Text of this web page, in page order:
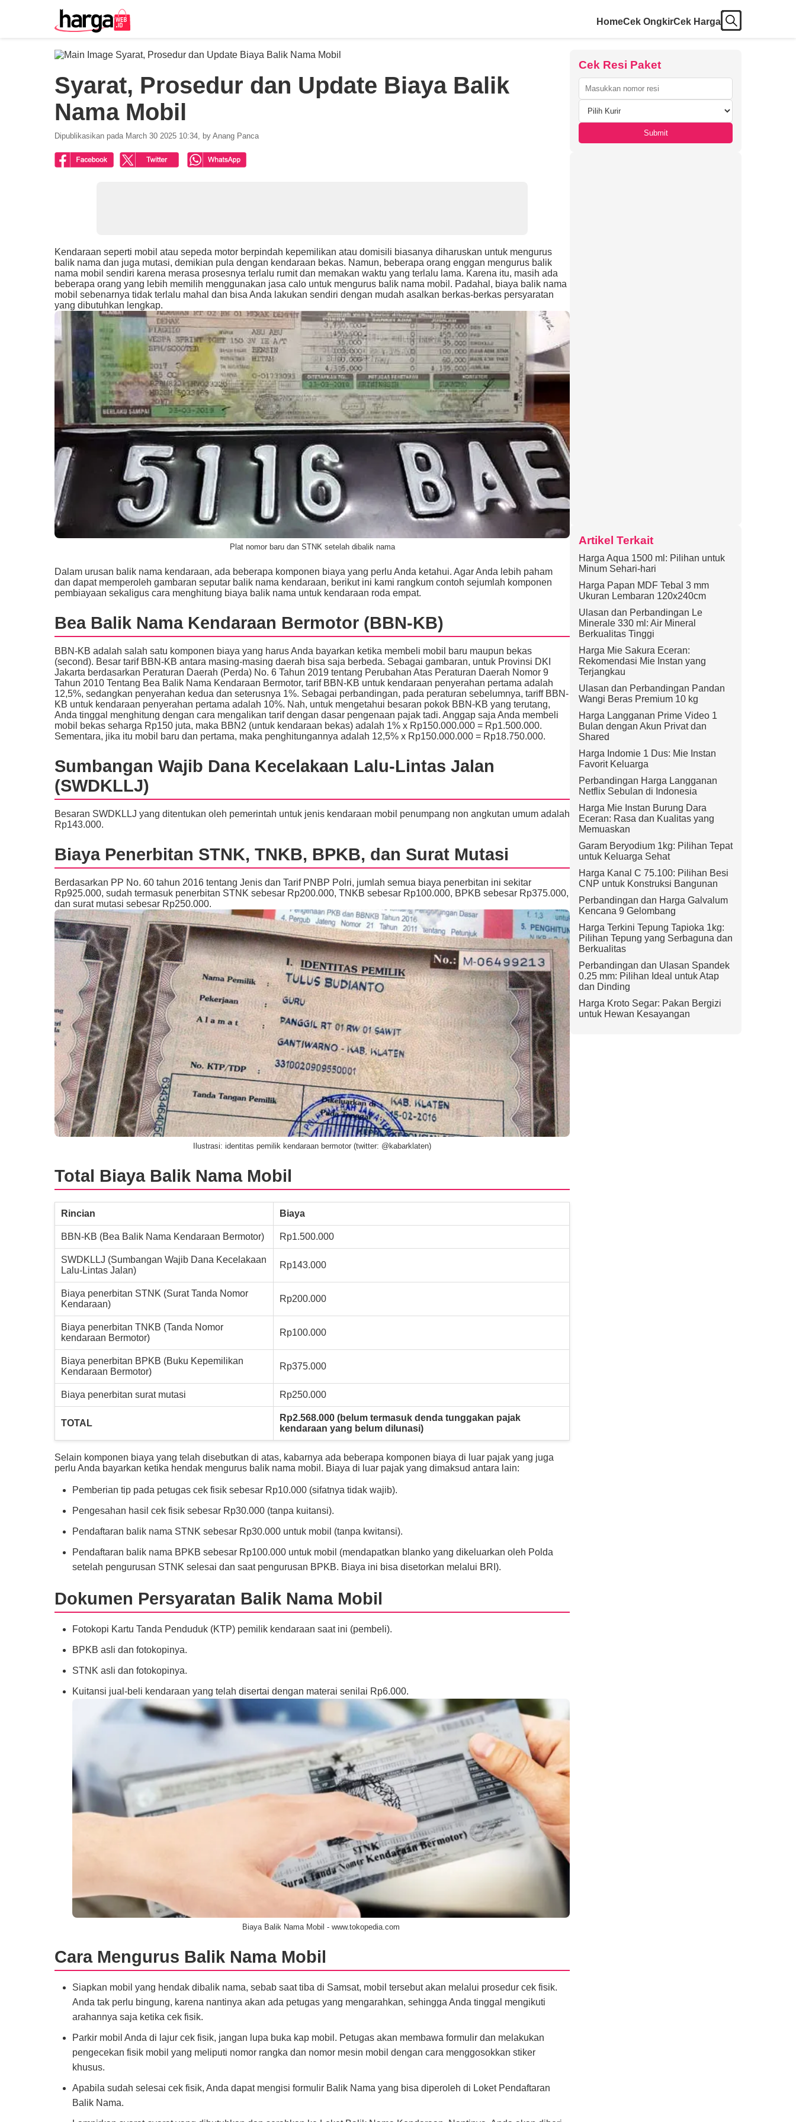
HomeCek OngkirCek Harga
Syarat, Prosedur dan Update Biaya Balik
Nama Mobil
Dipublikasikan pada March 30 2025 10:34, by Anang Panca
Kendaraan seperti mobil atau sepeda motor berpindah kepemilikan atau domisili biasanya diharuskan untuk mengurus
balik nama dan juga mutasi, demikian pula dengan kendaraan bekas. Namun, beberapa orang enggan mengurus balik
nama mobil sendiri karena merasa prosesnya terlalu rumit dan memakan waktu yang terlalu lama. Karena itu, masih ada
beberapa orang yang lebih memilih menggunakan jasa calo untuk mengurus balik nama mobil. Padahal, biaya balik nama
mobil sebenarnya tidak terlalu mahal dan bisa Anda lakukan sendiri dengan mudah asalkan berkas-berkas persyaratan
yang dibutuhkan lengkap.
Plat nomor baru dan STNK setelah dibalik nama
Dalam urusan balik nama kendaraan, ada beberapa komponen biaya yang perlu Anda ketahui. Agar Anda lebih paham
dan dapat memperoleh gambaran seputar balik nama kendaraan, berikut ini kami rangkum contoh sejumlah komponen
pembiayaan sekaligus cara menghitung biaya balik nama untuk kendaraan roda empat.
Bea Balik Nama Kendaraan Bermotor (BBN-KB)
BBN-KB adalah salah satu komponen biaya yang harus Anda bayarkan ketika membeli mobil baru maupun bekas
(second). Besar tarif BBN-KB antara masing-masing daerah bisa saja berbeda. Sebagai gambaran, untuk Provinsi DKI
Jakarta berdasarkan Peraturan Daerah (Perda) No. 6 Tahun 2019 tentang Perubahan Atas Peraturan Daerah Nomor 9
Tahun 2010 Tentang Bea Balik Nama Kendaraan Bermotor, tarif BBN-KB untuk kendaraan penyerahan pertama adalah
12,5%, sedangkan penyerahan kedua dan seterusnya 1%. Sebagai perbandingan, pada peraturan sebelumnya, tariff BBN-
KB untuk kendaraan penyerahan pertama adalah 10%. Nah, untuk mengetahui besaran pokok BBN-KB yang terutang,
Anda tinggal menghitung dengan cara mengalikan tarif dengan dasar pengenaan pajak tadi. Anggap saja Anda membeli
mobil bekas seharga Rp150 juta, maka BBN2 (untuk kendaraan bekas) adalah 1% x Rp150.000.000 = Rp1.500.000.
Sementara, jika itu mobil baru dan pertama, maka penghitungannya adalah 12,5% x Rp150.000.000 = Rp18.750.000.
Sumbangan Wajib Dana Kecelakaan Lalu-Lintas Jalan
(SWDKLLJ)
Besaran SWDKLLJ yang ditentukan oleh pemerintah untuk jenis kendaraan mobil penumpang non angkutan umum adalah
Rp143.000.
Biaya Penerbitan STNK, TNKB, BPKB, dan Surat Mutasi
Berdasarkan PP No. 60 tahun 2016 tentang Jenis dan Tarif PNBP Polri, jumlah semua biaya penerbitan ini sekitar
Rp925.000, sudah termasuk penerbitan STNK sebesar Rp200.000, TNKB sebesar Rp100.000, BPKB sebesar Rp375.000,
dan surat mutasi sebesar Rp250.000.
Ilustrasi: identitas pemilik kendaraan bermotor (twitter: @kabarklaten)
Total Biaya Balik Nama Mobil
Rincian Biaya
BBN-KB (Bea Balik Nama Kendaraan Bermotor) Rp1.500.000
SWDKLLJ (Sumbangan Wajib Dana Kecelakaan
Lalu-Lintas Jalan)
Rp143.000
Biaya penerbitan STNK (Surat Tanda Nomor
Kendaraan)
Rp200.000
Biaya penerbitan TNKB (Tanda Nomor
kendaraan Bermotor)
Rp100.000
Biaya penerbitan BPKB (Buku Kepemilikan
Kendaraan Bermotor)
Rp375.000
Biaya penerbitan surat mutasi Rp250.000
TOTAL
Rp2.568.000 (belum termasuk denda tunggakan pajak
kendaraan yang belum dilunasi)
Selain komponen biaya yang telah disebutkan di atas, kabarnya ada beberapa komponen biaya di luar pajak yang juga
perlu Anda bayarkan ketika hendak mengurus balik nama mobil. Biaya di luar pajak yang dimaksud antara lain:
Pemberian tip pada petugas cek fisik sebesar Rp10.000 (sifatnya tidak wajib).
Pengesahan hasil cek fisik sebesar Rp30.000 (tanpa kuitansi).
Pendaftaran balik nama STNK sebesar Rp30.000 untuk mobil (tanpa kwitansi).
Pendaftaran balik nama BPKB sebesar Rp100.000 untuk mobil (mendapatkan blanko yang dikeluarkan oleh Polda
setelah pengurusan STNK selesai dan saat pengurusan BPKB. Biaya ini bisa disetorkan melalui BRI).
Dokumen Persyaratan Balik Nama Mobil
Fotokopi Kartu Tanda Penduduk (KTP) pemilik kendaraan saat ini (pembeli).
BPKB asli dan fotokopinya.
STNK asli dan fotokopinya.
Kuitansi jual-beli kendaraan yang telah disertai dengan materai senilai Rp6.000.
Biaya Balik Nama Mobil - www.tokopedia.com
Cara Mengurus Balik Nama Mobil
Siapkan mobil yang hendak dibalik nama, sebab saat tiba di Samsat, mobil tersebut akan melalui prosedur cek fisik.
Anda tak perlu bingung, karena nantinya akan ada petugas yang mengarahkan, sehingga Anda tinggal mengikuti
arahannya saja ketika cek fisik.
Parkir mobil Anda di lajur cek fisik, jangan lupa buka kap mobil. Petugas akan membawa formulir dan melakukan
pengecekan fisik mobil yang meliputi nomor rangka dan nomor mesin mobil dengan cara menggosokkan stiker
khusus.
Apabila sudah selesai cek fisik, Anda dapat mengisi formulir Balik Nama yang bisa diperoleh di Loket Pendaftaran
Balik Nama.
Cek Resi Paket
Submit
Artikel Terkait
Harga Aqua 1500 ml: Pilihan untuk
Minum Sehari-hari
Harga Papan MDF Tebal 3 mm
Ukuran Lembaran 120x240cm
Ulasan dan Perbandingan Le
Minerale 330 ml: Air Mineral
Berkualitas Tinggi
Harga Mie Sakura Eceran:
Rekomendasi Mie Instan yang
Terjangkau
Ulasan dan Perbandingan Pandan
Wangi Beras Premium 10 kg
Harga Langganan Prime Video 1
Bulan dengan Akun Privat dan
Shared
Harga Indomie 1 Dus: Mie Instan
Favorit Keluarga
Perbandingan Harga Langganan
Netflix Sebulan di Indonesia
Harga Mie Instan Burung Dara
Eceran: Rasa dan Kualitas yang
Memuaskan
Garam Beryodium 1kg: Pilihan Tepat
untuk Keluarga Sehat
Harga Kanal C 75.100: Pilihan Besi
CNP untuk Konstruksi Bangunan
Perbandingan dan Harga Galvalum
Kencana 9 Gelombang
Harga Terkini Tepung Tapioka 1kg:
Pilihan Tepung yang Serbaguna dan
Berkualitas
Perbandingan dan Ulasan Spandek
0.25 mm: Pilihan Ideal untuk Atap
dan Dinding
Harga Kroto Segar: Pakan Bergizi
untuk Hewan Kesayangan